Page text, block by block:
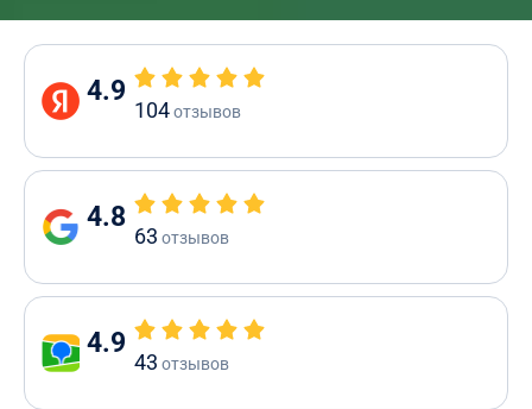
4.9
104отзывов
4.8
63 отзывов
4.9
43 отзывов